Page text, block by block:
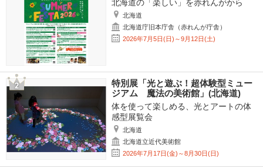
北海道の「楽しい」を赤れんがから
北海道
北海道庁旧本庁舎（赤れんが庁舎）
2026年7月5日(日)～9月12日(土)
特別展「光と遊ぶ！超体験型ミュー
ジアム 魔法の美術館」(北海道)
体を使って楽しめる、光とアートの体
感型展覧会
北海道
北海道立近代美術館
2026年7月17日(金)～8月30日(日)